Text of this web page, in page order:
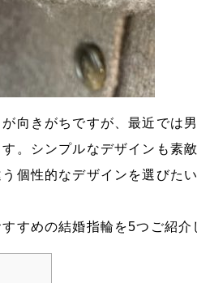
向きがちですが、最近では
。シンプルなデザインも素
個性的なデザインを選びた
すめの結婚指輪を5つご紹介